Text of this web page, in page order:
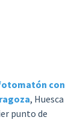
con
, Huesca
punto de